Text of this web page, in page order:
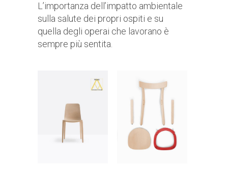
L’importanza dell’impatto ambientale
sulla salute dei propri ospiti e su
quella degli operai che lavorano è
sempre più sentita.